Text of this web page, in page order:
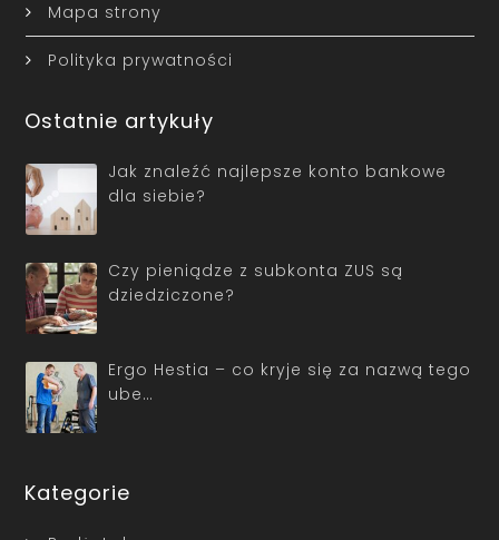
Mapa strony
Polityka prywatności
Ostatnie artykuły
Jak znaleźć najlepsze konto bankowe
dla siebie?
Czy pieniądze z subkonta ZUS są
dziedziczone?
Ergo Hestia – co kryje się za nazwą tego
ube…
Kategorie